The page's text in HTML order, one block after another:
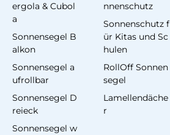
ergola & Cubol
a
Sonnensegel B
alkon
Sonnensegel a
ufrollbar
Sonnensegel D
reieck
Sonnensegel w
nnenschutz
Sonnenschutz f
ür Kitas und Sc
hulen
RollOff Sonnen
segel
Lamellendäche
r